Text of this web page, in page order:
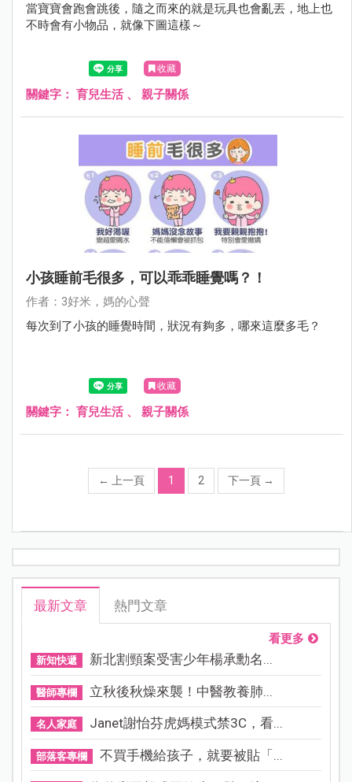
當寶寶會跑會跳後，隨之而來的就是玩具也會亂丟，地上也
不時會有小物品，就像下圖這樣～
收藏
關鍵字： 育兒生活、 親子關係
小孩睡前毛很多，可以乖乖睡覺嗎？！
作者：3好米，媽的心聲
每次到了小孩的睡覺時間，狀況有夠多，哪來這麼多毛？
收藏
關鍵字： 育兒生活、 親子關係
← 上一頁 1 2 下一頁 →
最新文章 熱門文章
看更多
新知快遞 新北割頸案受害少年楊承勳名...
醫師專欄 立秋後秋燥來襲！中醫教養肺...
名人家庭 Janet謝怡芬虎媽模式禁3C，看...
部落客專欄 不買手機給孩子，就要被貼「...